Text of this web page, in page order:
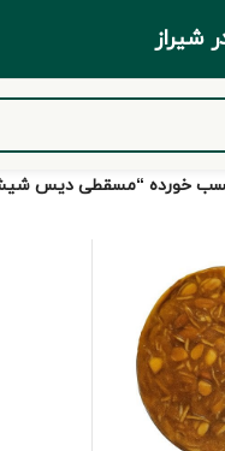
خورده “مسقطی دیس